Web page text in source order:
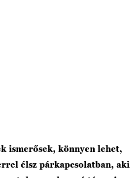
ismerősek, könnyen lehet,
élsz párkapcsolatban, aki